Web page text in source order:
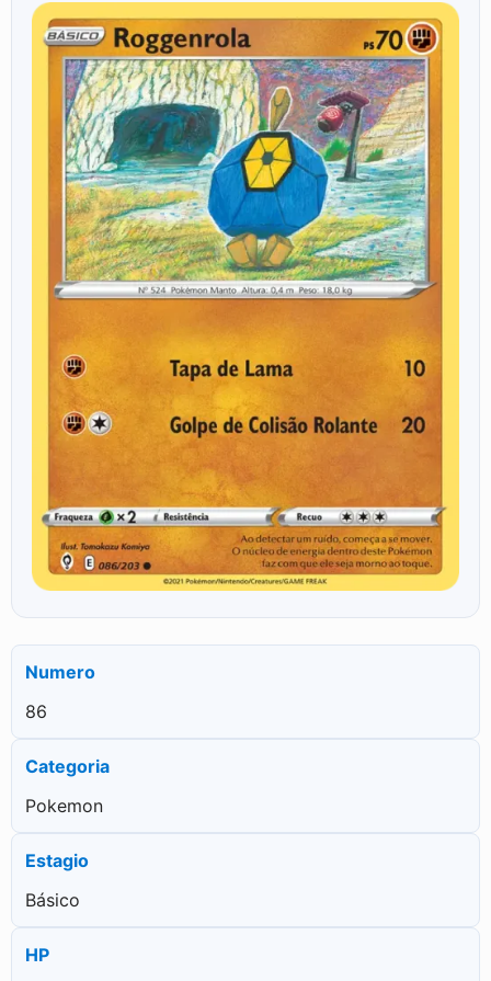
Numero
86
Categoria
Pokemon
Estagio
Básico
HP